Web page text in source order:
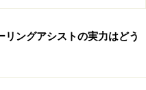
リングアシストの実力はどう